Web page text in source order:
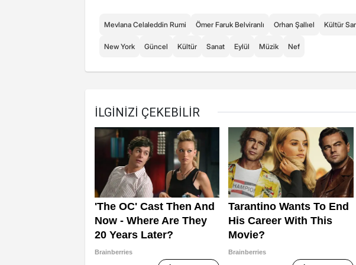
Mevlana Celaleddin Rumi Ömer Faruk Belviranlı Orhan Şallıel Kültür
New York Güncel Kültür Sanat Eylül Müzik Nef